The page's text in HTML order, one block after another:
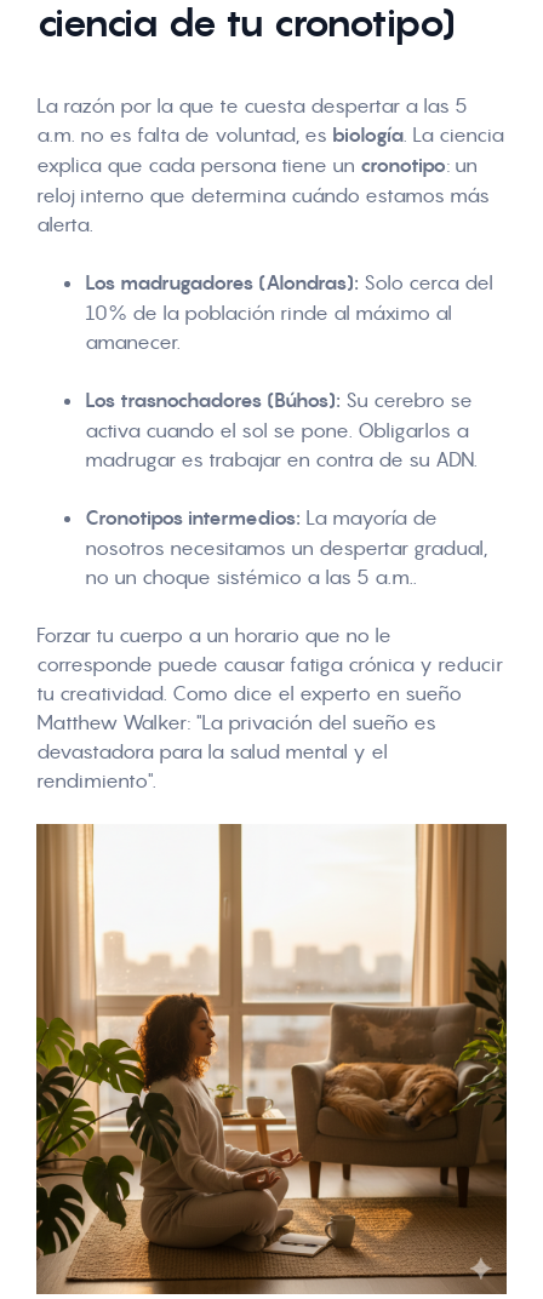
ciencia de tu cronotipo)
La razón por la que te cuesta despertar a las 5
a.m. no es falta de voluntad, es biología. La ciencia
explica que cada persona tiene un cronotipo: un
reloj interno que determina cuándo estamos más
alerta.
Los madrugadores (Alondras): Solo cerca del
10% de la población rinde al máximo al
amanecer.
Los trasnochadores (Búhos): Su cerebro se
activa cuando el sol se pone. Obligarlos a
madrugar es trabajar en contra de su ADN.
Cronotipos intermedios: La mayoría de
nosotros necesitamos un despertar gradual,
no un choque sistémico a las 5 a.m..
Forzar tu cuerpo a un horario que no le
corresponde puede causar fatiga crónica y reducir
tu creatividad. Como dice el experto en sueño
Matthew Walker: "La privación del sueño es
devastadora para la salud mental y el
rendimiento".